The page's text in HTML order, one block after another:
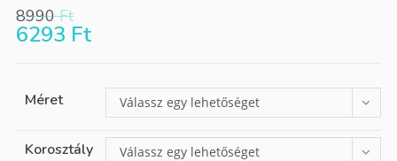
8990Ft
6293 Ft
Méret Válassz egy lehetőséget
Korosztály Válassz egy lehetőséget